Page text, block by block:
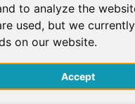
to analyze the
used, but we
on our website.
Accept
O
*
*
Regístrate
English